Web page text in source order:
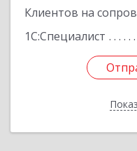
Клиентов на
1С:Специалист